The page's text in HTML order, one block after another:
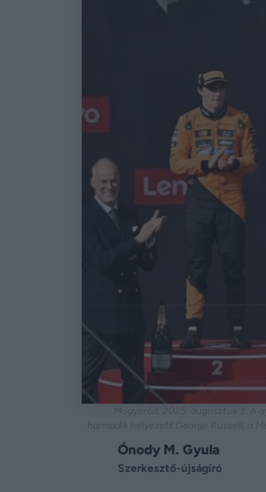
Ónody M. Gyula
Szerkesztő-újságíró